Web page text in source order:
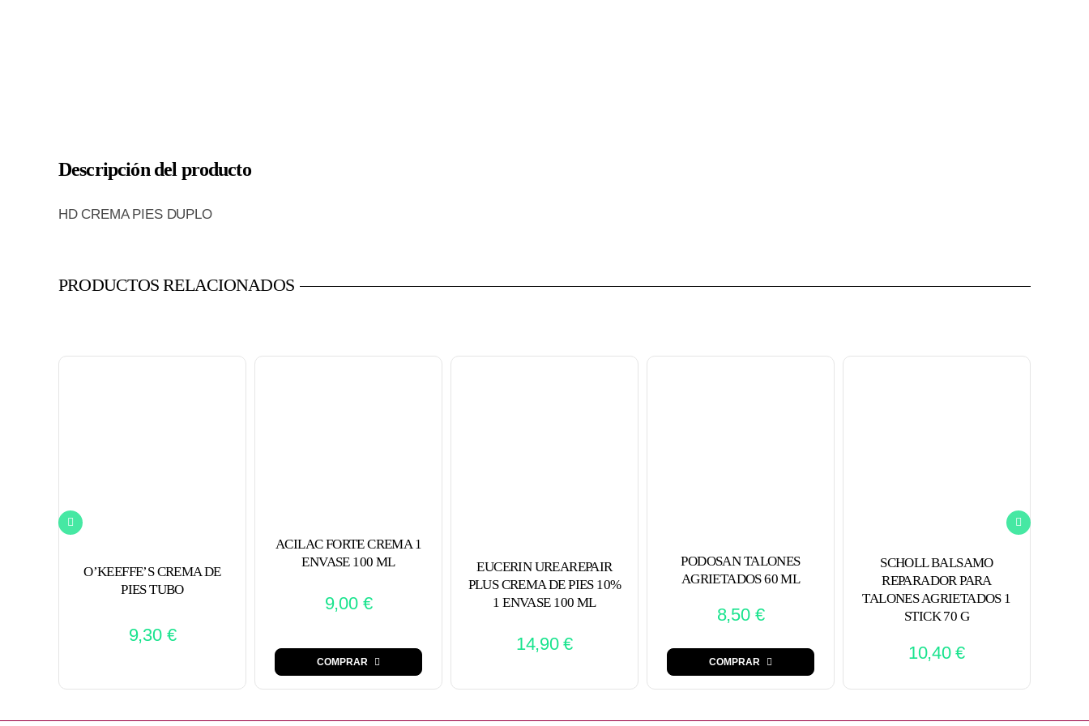
Descripción del producto
HD CREMA PIES DUPLO
PRODUCTOS RELACIONADOS
O’KEEFFE’S CREMA DE
PIES TUBO
9,30 €
ACILAC FORTE CREMA 1
ENVASE 100 ML
9,00 €
COMPRAR
EUCERIN UREAREPAIR
PLUS CREMA DE PIES 10%
1 ENVASE 100 ML
14,90€
PODOSAN TALONES
AGRIETADOS 60 ML
8,50 €
COMPRAR
SCHOLL BALSAMO
REPARADOR PARA
TALONES AGRIETADOS 1
STICK 70 G
10,40€